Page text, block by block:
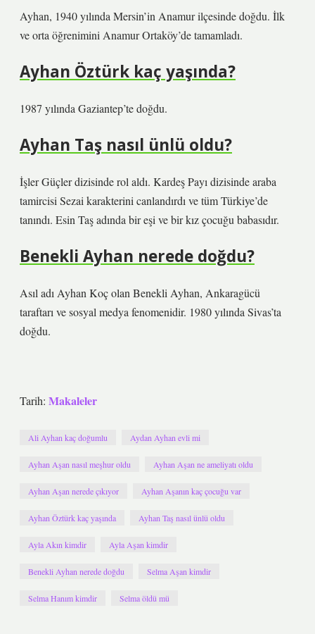
Ayhan, 1940 yılında Mersin’in Anamur ilçesinde doğdu. İlk
ve orta öğrenimini Anamur Ortaköy’de tamamladı.
Ayhan Öztürk kaç yaşında?
1987 yılında Gaziantep’te doğdu.
Ayhan Taş nasıl ünlü oldu?
İşler Güçler dizisinde rol aldı. Kardeş Payı dizisinde araba
tamircisi Sezai karakterini canlandırdı ve tüm Türkiye’de
tanındı. Esin Taş adında bir eşi ve bir kız çocuğu babasıdır.
Benekli Ayhan nerede doğdu?
Asıl adı Ayhan Koç olan Benekli Ayhan, Ankaragücü
taraftarı ve sosyal medya fenomenidir. 1980 yılında Sivas’ta
doğdu.
Tarih: Makaleler
Ali Ayhan kaç doğumlu Aydan Ayhan evli mi
Ayhan Aşan nasıl meşhur oldu Ayhan Aşan ne ameliyatı oldu
Ayhan Aşan nerede çıkıyor Ayhan Aşanın kaç çocuğu var
Ayhan Öztürk kaç yaşında Ayhan Taş nasıl ünlü oldu
Ayla Akın kimdir Ayla Aşan kimdir
Benekli Ayhan nerede doğdu Selma Aşan kimdir
Selma Hanım kimdir Selma öldü mü